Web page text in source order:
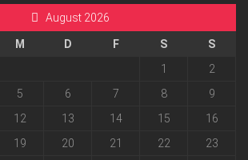
August 2026
M D F S
S
1
2
5 6 7 8
9
12 13 14 15
16
19 20 21 22
23